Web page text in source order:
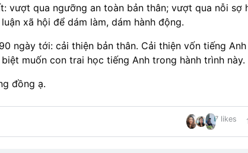
vượt qua ngưỡng an toàn bản thân; vượt qua nỗi sợ
xã hội để dám làm, dám hành động.
ngày tới: cải thiện bản thân. Cải thiện vốn tiếng
muốn con trai học tiếng Anh trong hành trình này.
đồng ạ.
7 likes